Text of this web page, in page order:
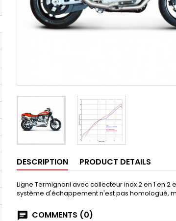
DESCRIPTION PRODUCT DETAILS
Ligne Termignoni avec collecteur inox 2 en 1 en 2
système d'échappement n'est pas homologué,
COMMENTS (0)